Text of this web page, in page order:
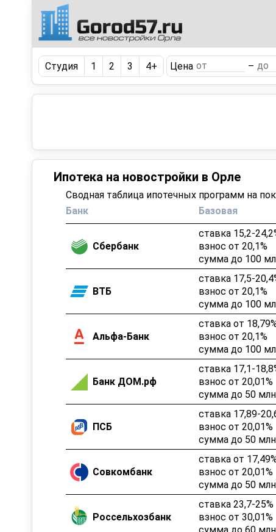
Студия 1 2 3 4+ Цена –
Ипотека на новостройки в Орле
Сводная таблица ипотечных программ на
Банк
Базовая
Сбербанк
ставка 15,2-
взнос от 20,1%
сумма до 100
ВТБ
ставка 17,5-
взнос от 20,1%
сумма до 100
Альфа-Банк
ставка от
взнос от 20,1%
сумма до 100
Банк ДОМ.рф
ставка 17,1-
взнос от 20,01%
сумма до 50
ПСБ
ставка 17,89-
взнос от 20,01%
сумма до 50
Совкомбанк
ставка от
взнос от 20,01%
сумма до 50
Россельхозбанк
ставка 23,7-25%
взнос от 30,01%